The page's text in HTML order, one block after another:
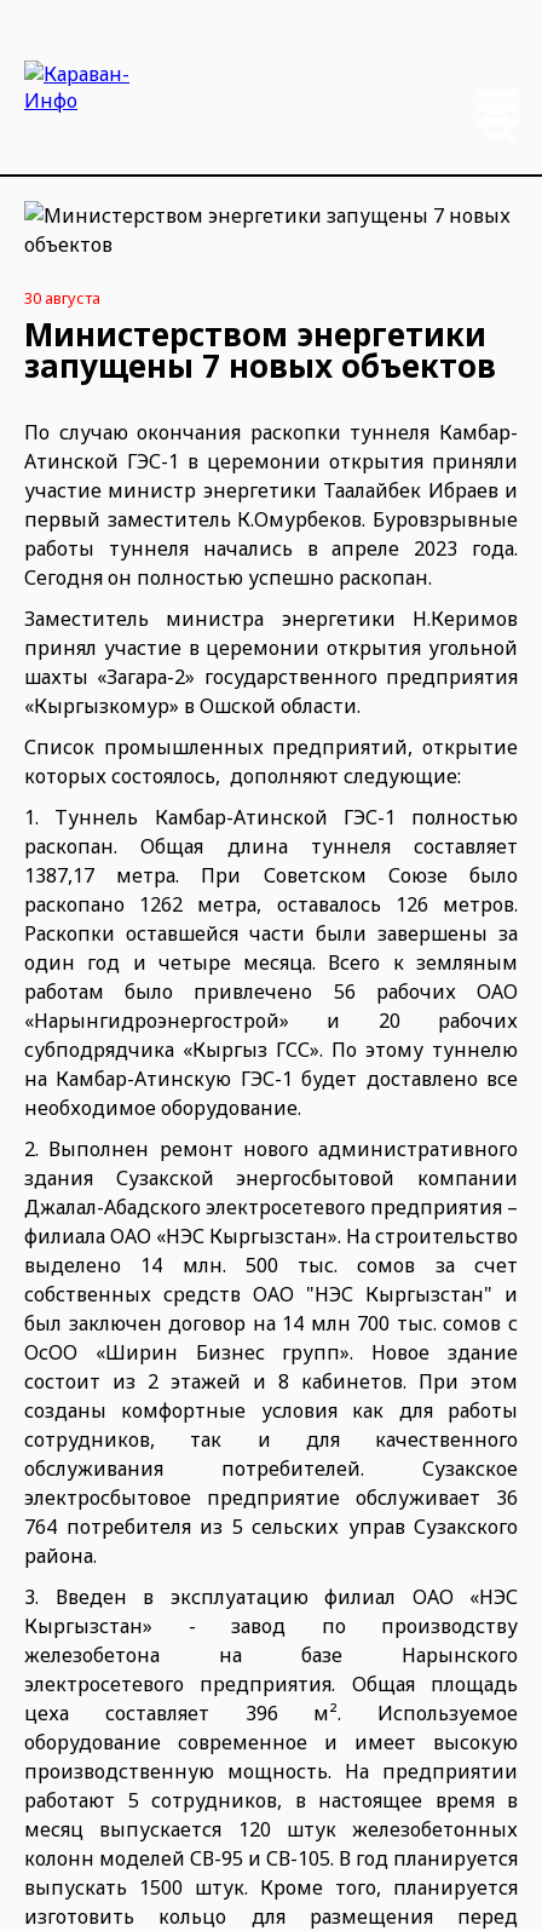
30 августа
Министерством энергетики
запущены 7 новых объектов
По случаю окончания раскопки туннеля Камбар-
Атинской ГЭС-1 в церемонии открытия приняли
участие министр энергетики Таалайбек Ибраев и
первый заместитель К.Омурбеков. Буровзрывные
работы туннеля начались в апреле 2023 года.
Сегодня он полностью успешно раскопан.
Заместитель министра энергетики Н.Керимов
принял участие в церемонии открытия угольной
шахты «Загара-2» государственного предприятия
«Кыргызкомур» в Ошской области.
Список промышленных предприятий, открытие
которых состоялось, дополняют следующие:
1. Туннель Камбар-Атинской ГЭС-1 полностью
раскопан. Общая длина туннеля составляет
1387,17 метра. При Советском Союзе было
раскопано 1262 метра, оставалось 126 метров.
Раскопки оставшейся части были завершены за
один год и четыре месяца. Всего к земляным
работам было привлечено 56 рабочих ОАО
«Нарынгидроэнергострой» и 20 рабочих
субподрядчика «Кыргыз ГСС». По этому туннелю
на Камбар-Атинскую ГЭС-1 будет доставлено все
необходимое оборудование.
2. Выполнен ремонт нового административного
здания Сузакской энергосбытовой компании
Джалал-Абадского электросетевого предприятия –
филиала ОАО «НЭС Кыргызстан». На строительство
выделено 14 млн. 500 тыс. сомов за счет
собственных средств ОАО "НЭС Кыргызстан" и
был заключен договор на 14 млн 700 тыс. сомов с
ОсОО «Ширин Бизнес групп». Новое здание
состоит из 2 этажей и 8 кабинетов. При этом
созданы комфортные условия как для работы
сотрудников, так и для качественного
обслуживания потребителей. Сузакское
электросбытовое предприятие обслуживает 36
764 потребителя из 5 сельских управ Сузакского
района.
3. Введен в эксплуатацию филиал ОАО «НЭС
Кыргызстан» - завод по производству
железобетона на базе Нарынского
электросетевого предприятия. Общая площадь
цеха составляет 396 м². Используемое
оборудование современное и имеет высокую
производственную мощность. На предприятии
работают 5 сотрудников, в настоящее время в
месяц выпускается 120 штук железобетонных
колонн моделей СВ-95 и СВ-105. В год планируется
выпускать 1500 штук. Кроме того, планируется
изготовить кольцо для размещения перед